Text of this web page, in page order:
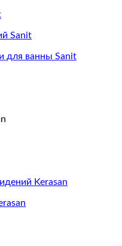
Sanit
для ванны Sanit
Kerasan